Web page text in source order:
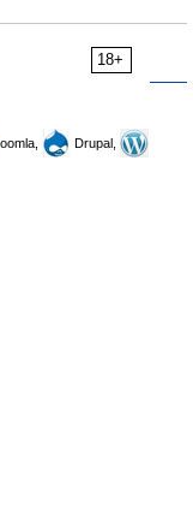
18+
Drupal,